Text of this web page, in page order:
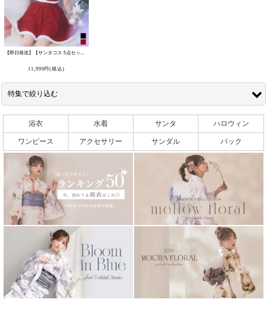
11,990円(税込)
特集で絞り込む
【ハロウィン / sugarnine】8/5 吉木千沙都Vol２
【ハロウィン / sugarnine】7/30 ちいぽぽvol1漢服企画
【浴衣 / sugar nine】浴衣セール2026
NAMICS presents TGC 新潟 2026 sugarnine着用一覧
【浴衣 / sugarnine】吸水速乾浴衣
【浴衣 / sugarnine】6/15 Riu×sugarnineコラボ浴衣
【水着 / sugarnine】6/5_中野恵那_スパンコール水着
【浴衣 / sugarnine】5/27 Kirari着用浴衣
浴衣 水着 サンタ ハロウィン
ワンピース アクセサリー サンダル バック